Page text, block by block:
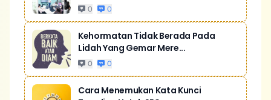
0 0
Kehormatan Tidak Berada Pada
Lidah Yang Gemar Mere...
0 0
Cara Menemukan Kata Kunci